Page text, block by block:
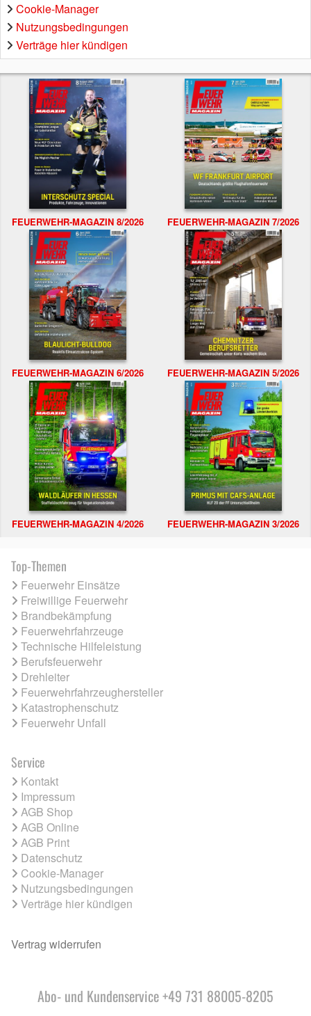
Cookie-Manager
Nutzungsbedingungen
Verträge hier kündigen
FEUERWEHR-MAGAZIN 8/2026 FEUERWEHR-MAGAZIN 7/2026
FEUERWEHR-MAGAZIN 6/2026 FEUERWEHR-MAGAZIN 5/2026
FEUERWEHR-MAGAZIN 4/2026 FEUERWEHR-MAGAZIN 3/2026
Top-Themen
Feuerwehr Einsätze
Freiwillige Feuerwehr
Brandbekämpfung
Feuerwehrfahrzeuge
Technische Hilfeleistung
Berufsfeuerwehr
Drehleiter
Feuerwehrfahrzeughersteller
Katastrophenschutz
Feuerwehr Unfall
Service
Kontakt
Impressum
AGB Shop
AGB Online
AGB Print
Datenschutz
Cookie-Manager
Nutzungsbedingungen
Verträge hier kündigen
Vertrag widerrufen
Abo- und Kundenservice +49 731 88005-8205